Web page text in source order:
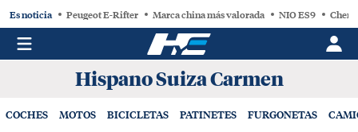
Es noticia Peugeot E-Rifter Marca china más valorada NIO ES9 Chery
Hispano Suiza Carmen
COCHES MOTOS BICICLETAS PATINETES FURGONETAS